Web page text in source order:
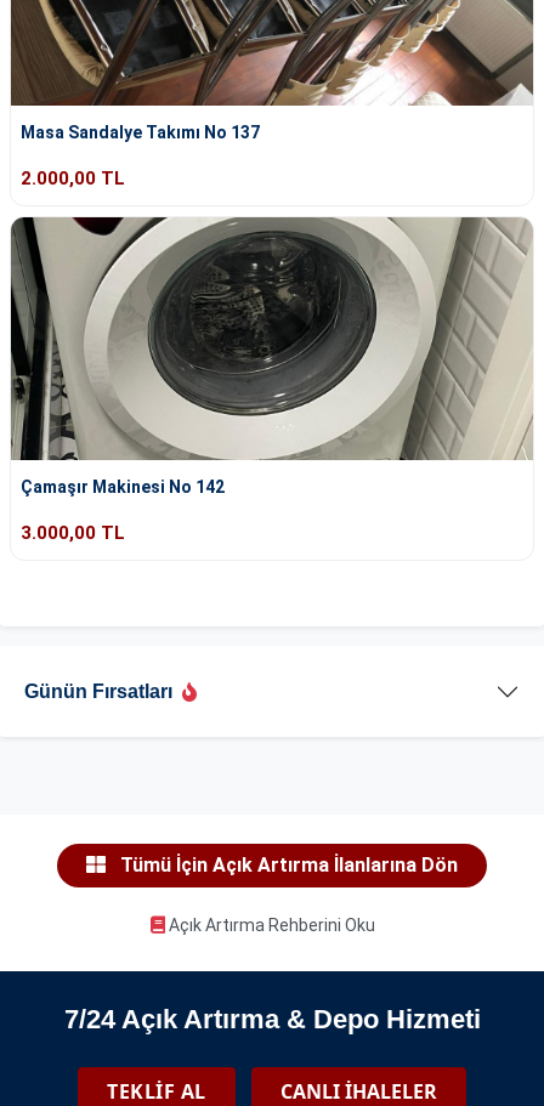
Masa Sandalye Takımı No 137
2.000,00 TL
Çamaşır Makinesi No 142
3.000,00 TL
Günün Fırsatları
Tümü İçin Açık Artırma İlanlarına Dön
Açık Artırma Rehberini Oku
7/24 Açık Artırma & Depo Hizmeti
TEKLİF AL CANLI İHALELER